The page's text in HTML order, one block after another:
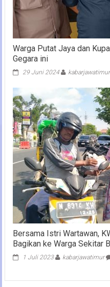
Warga Putat Jaya dan
Gegara ini
29 Juni 2024 kabarjawatimur
Bersama Istri Wartawan,
Bagikan ke Warga Sekitar
1 Juli 2023 kabarjawatimur